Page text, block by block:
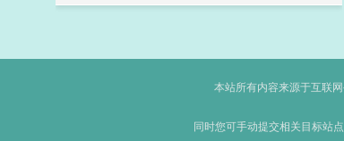
本站所有内容来源于互联
同时您可手动提交相关目标站